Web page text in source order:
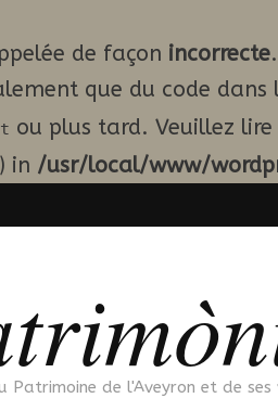
de façon incorrecte
que du code dans
ou plus tard. Veuillez lire
in /usr/local/www/
Patrimoine de l'Aveyron et de ses